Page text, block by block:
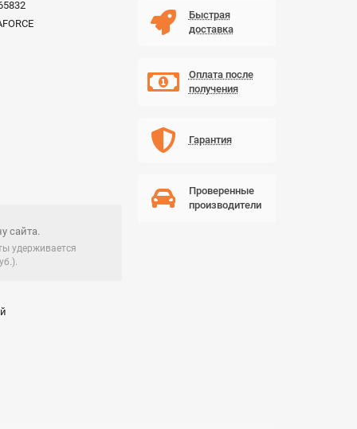
сайта.
удерживается
Быстрая
доставка
Оплата после
получения
Гарантия
Проверенные
производители